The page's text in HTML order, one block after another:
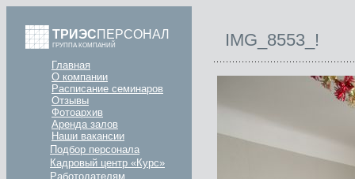
ТРИЭСПЕРСОНАЛ
ГРУППА КОМПАНИЙ
Главная
О компании
Расписание семинаров
Отзывы
Фотоархив
Аренда залов
Наши вакансии
Подбор персонала
Кадровый центр «Курс»
Работодателям
IMG_8553_!